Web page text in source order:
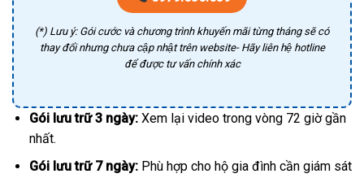
(*) Lưu ý: Gói cước và chương trình khuyến mãi từng tháng sẽ có
thay đổi nhưng chưa cập nhật trên website- Hãy liên hệ hotline
để được tư vấn chính xác
Gói lưu trữ 3 ngày:Xem lại video trong vòng 72 giờ gần
nhất.
Gói lưu trữ 7 ngày:Phù hợp cho hộ gia đình cần giám sát